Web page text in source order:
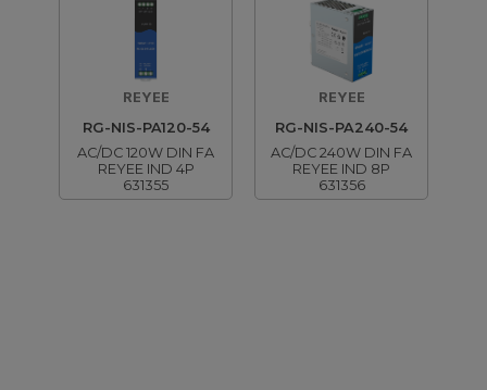
REYEE
RG-NIS-PA120-54
AC/DC 120W DIN FA
REYEE IND 4P
631355
REYEE
RG-NIS-PA240-54
AC/DC 240W DIN FA
REYEE IND 8P
631356